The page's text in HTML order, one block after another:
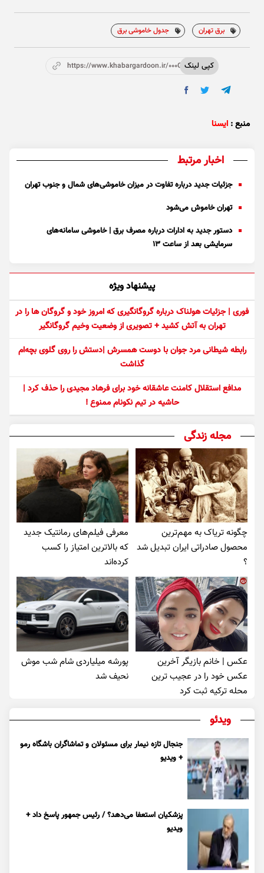
برق تهران جدول خاموشی برق
کپی لینکhttps://www.khabargardoon.ir/000O4R
منبع : ایسنا
اخبار مرتبط
جزئیات جدید درباره تفاوت در میزان خاموشی‌های شمال و جنوب تهران
تهران خاموش می‌شود
دستور جدید به ادارات درباره مصرف برق | خاموشی سامانه‌های
سرمایشی بعد از ساعت ۱۳
پیشنهاد ویژه
فوری | جزئیات هولناک درباره گروگانگیری که امروز خود و گروگان ها را در
تهران به آتش کشید + تصویری از وضعیت وخیم گروگانگیر
رابطه شیطانی مرد جوان با دوست همسرش |دستش را روی گلوی بچه‌ام
گذاشت
مدافع استقلال کامنت عاشقانه خود برای فرهاد مجیدی را حذف کرد |
حاشیه در تیم نکونام ممنوع !
مجله زندگی
چگونه تریاک به مهم‌ترین
محصول صادراتی ایران تبدیل شد
؟
معرفی فیلم‌های رمانتیک جدید
که بالاترین امتیاز را کسب
کرده‌اند
عکس | خانم بازیگر آخرین
عکس خود را در عجیب ترین
محله ترکیه ثبت کرد
پورشه میلیاردی شام شب موش‌
نحیف شد
ویدئو
جنجال تازه نیمار برای مسئولان و تماشاگران باشگاه رمو
+ ویدیو
پزشکیان استعفا می‌دهد؟ / رئیس جمهور پاسخ داد +
ویدیو